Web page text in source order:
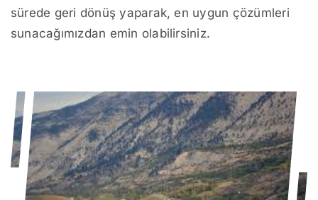
sürede geri dönüş yaparak, en uygun çözümleri
sunacağımızdan emin olabilirsiniz.